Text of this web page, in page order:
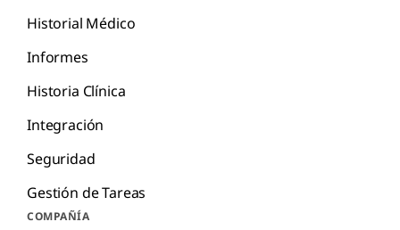
Historial Médico
Informes
Historia Clínica
Integración
Seguridad
Gestión de Tareas
COMPAÑÍA